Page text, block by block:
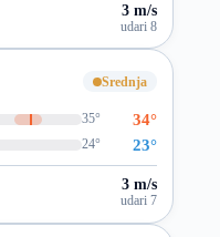
3 m/s
udari 8
Srednja
35° 34°
24° 23°
3 m/s
udari 7